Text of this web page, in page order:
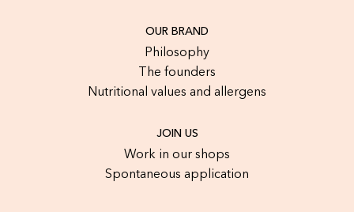
OUR BRAND
Philosophy
The founders
Nutritional values and allergens
JOIN US
Work in our shops
Spontaneous application